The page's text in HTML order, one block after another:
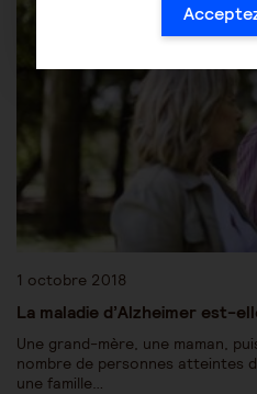
1 octobre 2018
La maladie d’Alzheimer est-
Une grand-mère, une maman,
nombre de personnes atteintes
une famille…